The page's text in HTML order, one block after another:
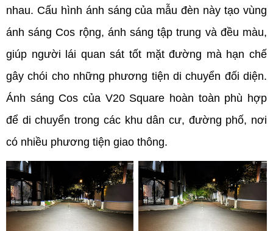
nhau. Cấu hình ánh sáng của mẫu đèn này tạo vùng
ánh sáng Cos rộng, ánh sáng tập trung và đều màu,
giúp người lái quan sát tốt mặt đường mà hạn chế
gây chói cho những phương tiện di chuyển đối diện.
Ánh sáng Cos của V20 Square hoàn toàn phù hợp
để di chuyển trong các khu dân cư, đường phố, nơi
có nhiều phương tiện giao thông.